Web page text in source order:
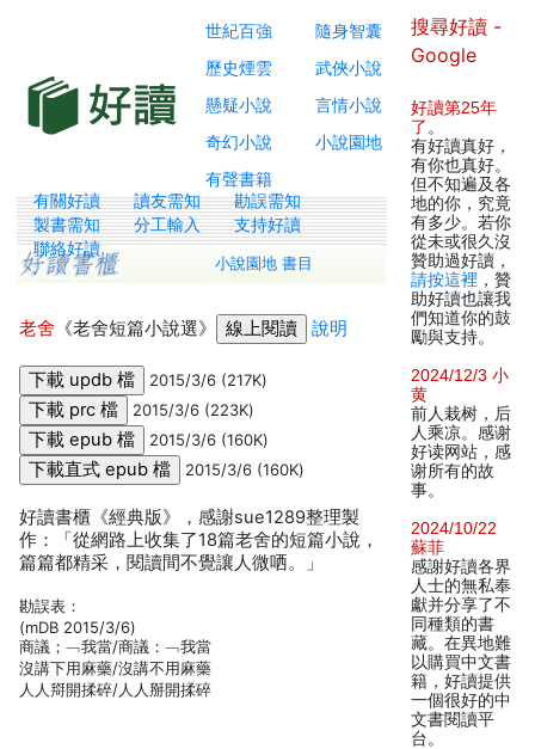
世紀百強
隨身智囊
歷史煙雲
武俠小說
懸疑小說
言情小說
奇幻小說
小說園地
有聲書籍
有關好讀 讀友需知
勘誤需知
製書需知
分工輸入
支持好讀
聯絡好讀
小說園地 書目
老舍 《老舍短篇小說選》 說明
2015/3/6 (217K)
2015/3/6 (223K)
2015/3/6 (160K)
2015/3/6 (160K)
好讀書櫃《經典版》，感謝sue1289整理製
作：「從網路上收集了18篇老舍的短篇小說，
篇篇都精采，閱讀間不覺讓人微哂。」
勘誤表：
(mDB 2015/3/6)
商議；﹁我當/商議：﹁我當
沒講下用麻藥/沒講不用麻藥
人人搿開揉碎/人人掰開揉碎
搜尋好讀 -
Google
好讀第25年
了 。
有好讀真好，
有你也真好。
但不知遍及各
地的你，究竟
有多少。若你
從未或很久沒
贊助過好讀，
請按這裡 ，贊
助好讀也讓我
們知道你的鼓
勵與支持。
2024/12/3 小
黄
前人栽树，后
人乘凉。感谢
好读网站，感
谢所有的故
事。
2024/10/22
蘇菲
感謝好讀各界
人士的無私奉
獻并分享了不
同種類的書
藏。在異地難
以購買中文書
籍，好讀提供
一個很好的中
文書閱讀平
台。